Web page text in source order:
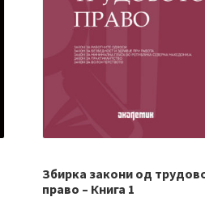
Збирка закони од
право – Книга 1